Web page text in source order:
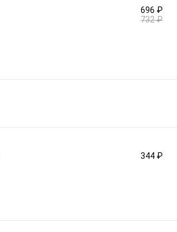
696 ₽
732 ₽
344 ₽